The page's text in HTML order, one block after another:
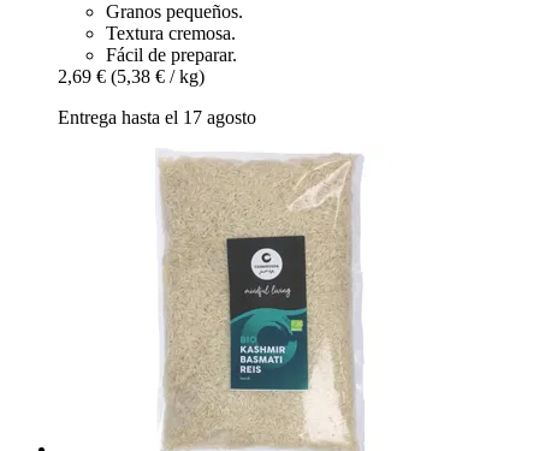
Granos pequeños.
Textura cremosa.
Fácil de preparar.
2,69 € (5,38 € / kg)
Entrega hasta el 17 agosto